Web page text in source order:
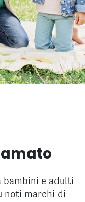
bambini e adulti
noti marchi di